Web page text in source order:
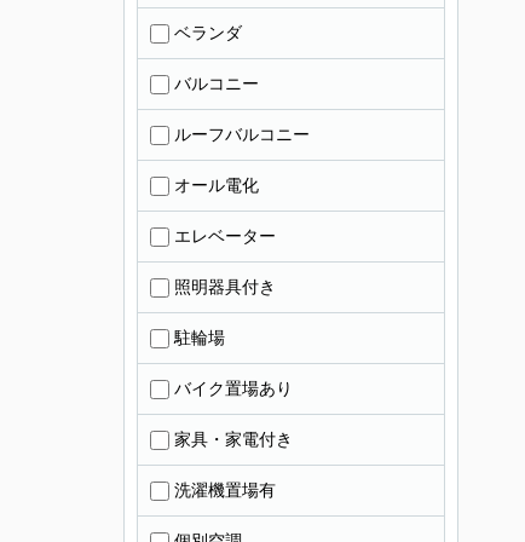
ベランダ
バルコニー
ルーフバルコニー
オール電化
エレベーター
照明器具付き
駐輪場
バイク置場あり
家具・家電付き
洗濯機置場有